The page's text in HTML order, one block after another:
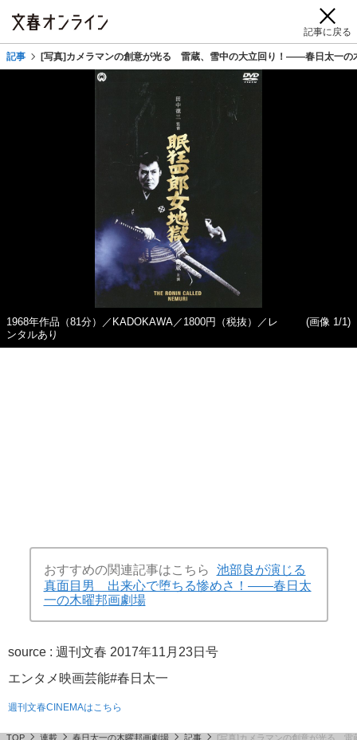
記事に戻る
記事 [写真]カメラマンの創意が光る 雷蔵、雪中の大立回り！――春日太一の
1968年作品（81分）／KADOKAWA／1800円（税抜）／レ
ンタルあり
(画像 1/1)
おすすめの関連記事はこちら
池部良が演じる
真面目男 出来心で堕ちる惨めさ！――春日太
一の木曜邦画劇場
source : 週刊文春 2017年11月23日号
エンタメ 映画芸能#春日太一
週刊文春CINEMAはこちら
TOP 連載 春日太一の木曜邦画劇場 記事 [写真]カメラマンの創意が光る